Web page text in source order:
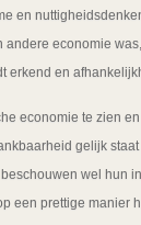
en
economie
erkend en
economie te zien
gelijk
wel hun
een prettige manier